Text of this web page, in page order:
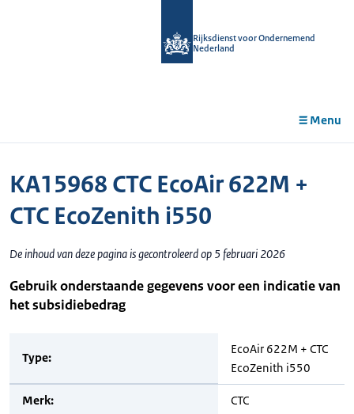
Rijksdienst voor Ondernemend
Nederland
Menu
KA15968 CTC EcoAir 622M +
CTC EcoZenith i550
De inhoud van deze pagina is gecontroleerd op 5 februari 2026
Gebruik onderstaande gegevens voor een indicatie van
het subsidiebedrag
Type:
EcoAir 622M + CTC
EcoZenith i550
Merk: CTC